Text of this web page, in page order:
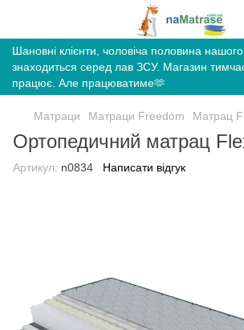
Шановні клієнти, чоловіча половина
знаходиться серед лав ЗСУ. Магазин
працює. Але працюватиме🫶
Матраци Матраци Freedom Матрац
Ортопедичний матрац
Артикул: n0834 Написати відгук